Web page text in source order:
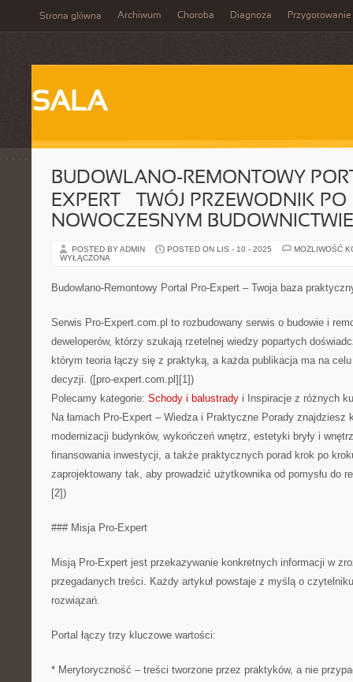
Strona główna Archiwum Choroba Diagnoza Przygotowanie
SALA
BUDOWLANO-REMONTOWY
EXPERT – TWÓJ PRZEWODNIK PO
NOWOCZESNYM BUDOWNICTWIE
POSTED BY ADMIN POSTED ON LIS - 10 - 2025
MOŻLIWOŚĆ
WYŁĄCZONA
Budowlano-Remontowy Portal Pro-Expert – Twoja baza
Serwis Pro-Expert.com.pl to rozbudowany serwis o budowie i
deweloperów, którzy szukają rzetelnej wiedzy popartych
którym teoria łączy się z praktyką, a każda publikacja ma na celu
decyzji. ([pro-expert.com.pl][1])
Polecamy kategorie: Schody i balustrady i Inspiracje z różnych
Na łamach Pro-Expert – Wiedza i Praktyczne Porady
modernizacji budynków, wykończeń wnętrz, estetyki bryły i
finansowania inwestycji, a także praktycznych porad krok po
zaprojektowany tak, aby prowadzić użytkownika od pomysłu do
[2])
### Misja Pro-Expert
Misją Pro-Expert jest przekazywanie konkretnych informacji w
przegadanych treści. Każdy artykuł powstaje z myślą o
rozwiązań.
Portal łączy trzy kluczowe wartości:
* Merytoryczność – treści tworzone przez praktyków, a nie